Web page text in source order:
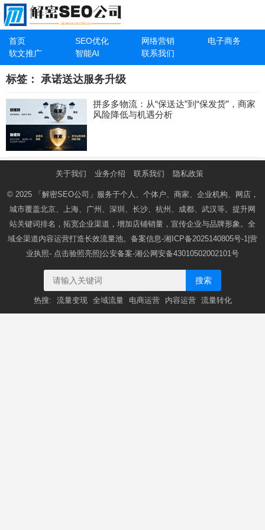
首页 SEO优化 网络营销
电子商务
软文推广
智能AI 联系我们
标签： 承诺送达服务升级
拼多多物流：从“保送达”到“保发货”，商家
风险降低与机遇分析
关于我们 业务介绍 联系我们 隐私政策
© 2025 「解密SEO公司」 服务于个人、个体户、商家、企业机构、网店，
城市覆盖北京、上海、广州、深圳、长沙、杭州、成都、武汉等。提升网
站关键词排名，拓宽企业渠道，增加店铺销量，宣传企业与品牌形象。全
域全渠道内容运营打造长效流量池。备案信息-湘ICP备2025140805号-1 |营
业执照- 点击验照亮照 |公安备案-湘公网安备43010502002101号
搜索
热搜: 流量变现 全域流量 电商运营 内容运营 流量转化